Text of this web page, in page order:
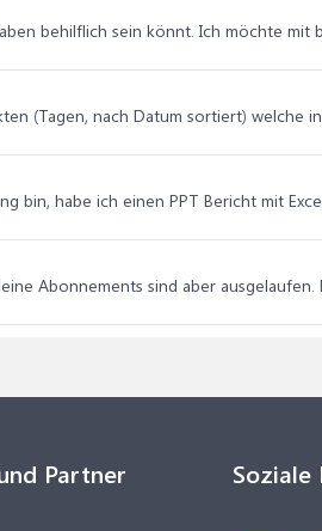
behilflich sein könnt. Ich möchte mit
(Tagen, nach Datum sortiert) welche
bin, habe ich einen PPT Bericht mit
Abonnements sind aber
Partner Soziale